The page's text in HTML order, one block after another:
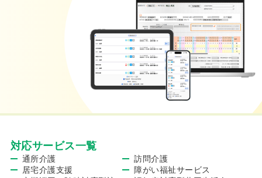
対応サービス一覧
通所介護
訪問介護
居宅介護支援
障がい福祉サービス